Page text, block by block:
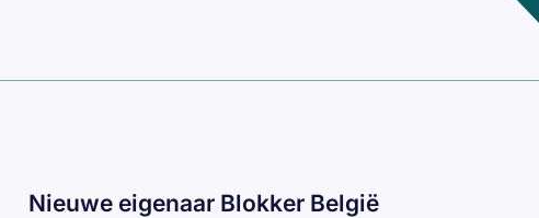
Nieuwe eigenaar Blokker België